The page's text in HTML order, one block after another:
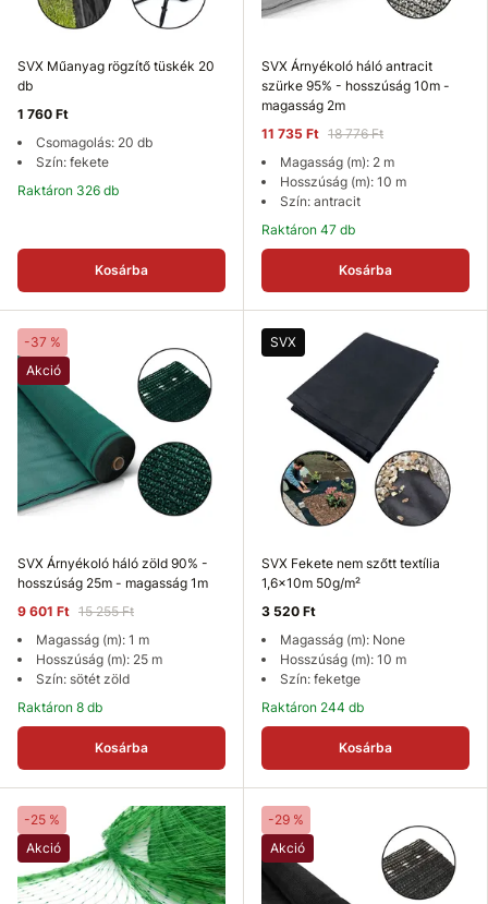
SVX Műanyag rögzítő tüskék 20
db
1 760 Ft
Csomagolás: 20 db
Szín: fekete
Raktáron 326 db
Kosárba
SVX Árnyékoló háló antracit
szürke 95% - hosszúság 10m -
magasság 2m
11 735 Ft 18 776 Ft
Magasság (m): 2 m
Hosszúság (m): 10 m
Szín: antracit
Raktáron 47 db
Kosárba
-37 %
Akció
SVX Árnyékoló háló zöld 90% -
hosszúság 25m - magasság 1m
9 601 Ft 15 255 Ft
Magasság (m): 1 m
Hosszúság (m): 25 m
Szín: sötét zöld
Raktáron 8 db
Kosárba
SVX
SVX Fekete nem szőtt textília
1,6x10m 50g/m²
3 520 Ft
Magasság (m): None
Hosszúság (m): 10 m
Szín: feketge
Raktáron 244 db
Kosárba
-25 %
Akció
-29 %
Akció